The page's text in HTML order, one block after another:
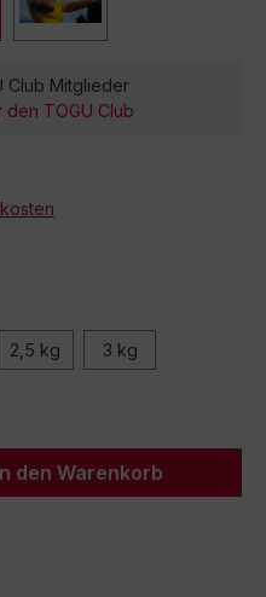
Club Mitglieder
den TOGU Club
2,5 kg 3 kg
den
den Warenkorb